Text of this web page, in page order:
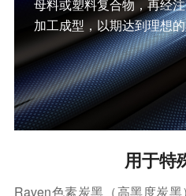
母料或塑料复合物，再经
加工成型，以期达到理想
用于特
Raven色素炭黑（高黑度炭